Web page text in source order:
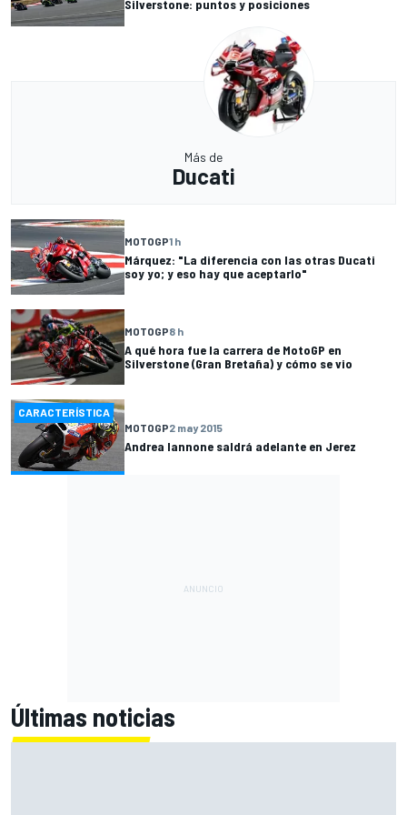
Silverstone: puntos y posiciones
Más de
Ducati
MOTOGP1 h
Márquez: "La diferencia con las otras Ducati
soy yo; y eso hay que aceptarlo"
MOTOGP8 h
A qué hora fue la carrera de MotoGP en
Silverstone (Gran Bretaña) y cómo se vio
CARACTERÍSTICA
MOTOGP2 may 2015
Andrea Iannone saldrá adelante en Jerez
Últimas noticias